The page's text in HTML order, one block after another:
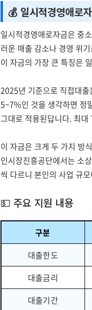
💰 일시적경영애로
일시적경영애로자금은 중
러운 매출 감소나 경영 위
이 자금의 가장 큰 특징은
2025년 기준으로 직접대
5~7%인 것을 생각하면 정
그대로 적용된답니다. 최
이 자금은 크게 두 가지 방
인시장진흥공단에서는 소
씩 다르니 본인의 사업 규
💵 주요 지원 내용
구분
대출한도
대출금리
대출기간